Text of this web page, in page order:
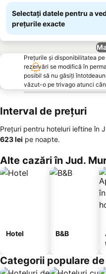
Selectați datele pentru a
prețurile exacte
Prețurile și disponibilitatea
rezervări se modifică în
posibil să nu găsiți
văzut-o pe trivago atunci
Interval de prețuri
Prețuri pentru hoteluri ieftine în
‎623 lei pe noapte.
Alte cazări în Jud.
Hotel B&B
Categorii populare